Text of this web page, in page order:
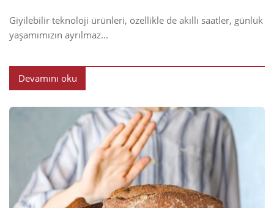
Giyilebilir teknoloji ürünleri, özellikle de akıllı saatler, günlük
yaşamımızın ayrılmaz...
Devamını oku